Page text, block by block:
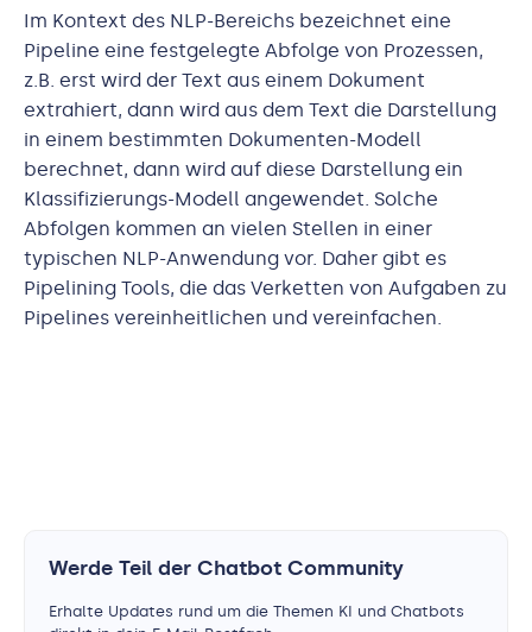
Im Kontext des NLP-Bereichs bezeichnet eine
Pipeline eine festgelegte Abfolge von Prozessen,
z.B. erst wird der Text aus einem Dokument
extrahiert, dann wird aus dem Text die Darstellung
in einem bestimmten Dokumenten-Modell
berechnet, dann wird auf diese Darstellung ein
Klassifizierungs-Modell angewendet. Solche
Abfolgen kommen an vielen Stellen in einer
typischen NLP-Anwendung vor. Daher gibt es
Pipelining Tools, die das Verketten von Aufgaben zu
Pipelines vereinheitlichen und vereinfachen.
Werde Teil der Chatbot Community
Erhalte Updates rund um die Themen KI und Chatbots